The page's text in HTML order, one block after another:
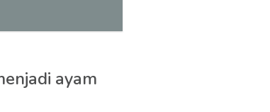
ayam